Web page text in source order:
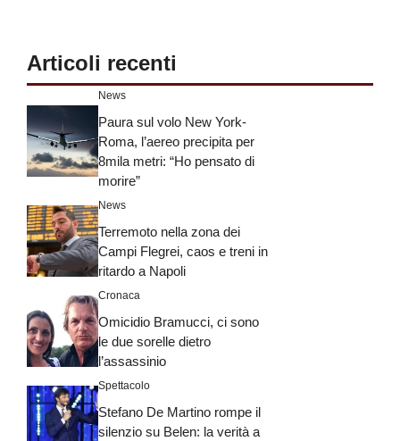
Articoli recenti
News
Paura sul volo New York-
Roma, l’aereo precipita per
8mila metri: “Ho pensato di
morire”
News
Terremoto nella zona dei
Campi Flegrei, caos e treni in
ritardo a Napoli
Cronaca
Omicidio Bramucci, ci sono
le due sorelle dietro
l’assassinio
Spettacolo
Stefano De Martino rompe il
silenzio su Belen: la verità a